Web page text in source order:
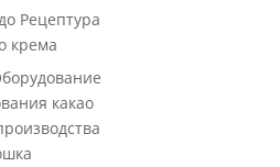
Рецептура
крема
какао